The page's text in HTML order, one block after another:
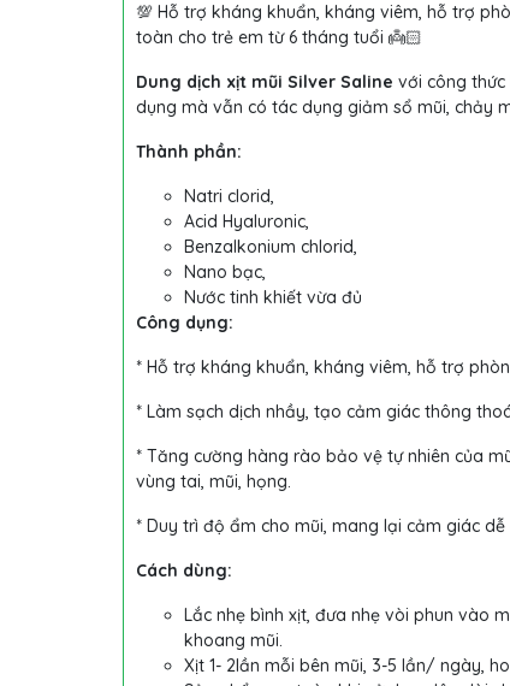
💯 Hỗ trợ kháng khuẩn, kháng viêm, hỗ trợ
toàn cho trẻ em từ 6 tháng tuổi 👼🏻
Dung dịch xịt mũi Silver Saline với công
dụng mà vẫn có tác dụng giảm sổ mũi, chảy
Thành phần:
Natri clorid,
Acid Hyaluronic,
Benzalkonium chlorid,
Nano bạc,
Nước tinh khiết vừa đủ
Công dụng:
* Hỗ trợ kháng khuẩn, kháng viêm, hỗ trợ
* Làm sạch dịch nhầy, tạo cảm giác thông
* Tăng cường hàng rào bảo vệ tự nhiên của
vùng tai, mũi, họng.
* Duy trì độ ẩm cho mũi, mang lại cảm giác
Cách dùng:
Lắc nhẹ bình xịt, đưa nhẹ vòi phun vào
khoang mũi.
Xịt 1- 2lần mỗi bên mũi, 3-5 lần/ ngày,